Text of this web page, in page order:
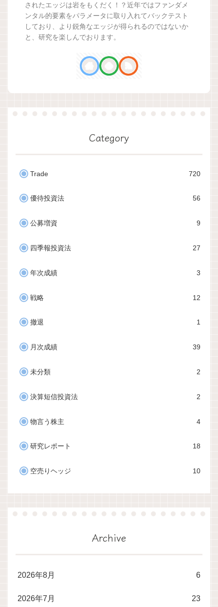
されたエッジは岩をもくだく！？近年ではファンダメ
ンタル的要素をパラメータに取り入れてバックテスト
しており、より鋭角なエッジが得られるのではないか
と、研究を楽しんでおります。
Category
Trade 720
優待投資法 56
公募増資 9
四季報投資法 27
年次成績 3
戦略 12
撤退 1
月次成績 39
未分類 2
決算短信投資法 2
物言う株主 4
研究レポート 18
空売りヘッジ 10
Archive
2026年8月 6
2026年7月 23